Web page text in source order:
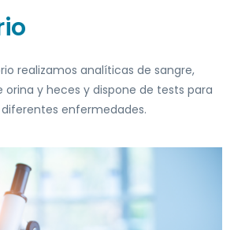
realizamos analíticas de sangre,
orina y heces y dispone de tests para
enfermedades.